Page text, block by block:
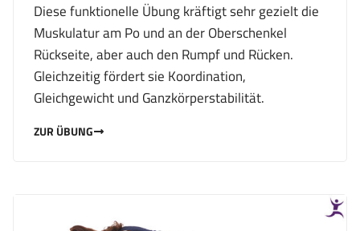
Diese funktionelle Übung kräftigt sehr gezielt die
Muskulatur am Po und an der Oberschenkel
Rückseite, aber auch den Rumpf und Rücken.
Gleichzeitig fördert sie Koordination,
Gleichgewicht und Ganzkörperstabilität.
ZUR ÜBUNG